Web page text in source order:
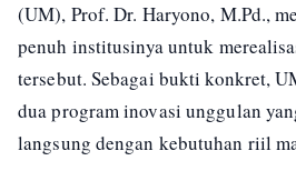
(UM), Prof. Dr. Haryono, M.Pd.,
penuh institusinya untuk
tersebut. Sebagai bukti konkret,
dua program inovasi unggulan
langsung dengan kebutuhan riil